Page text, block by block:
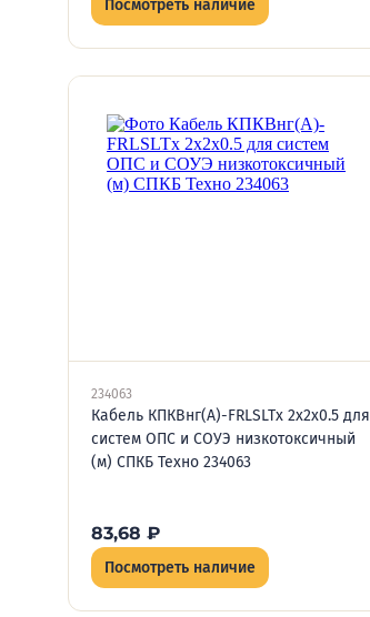
Посмотреть наличие
234063
Кабель КПКВнг(А)-FRLSLTx 2х2х0.5 для
систем ОПС и СОУЭ низкотоксичный
(м) СПКБ Техно 234063
83,68 ₽
Посмотреть наличие